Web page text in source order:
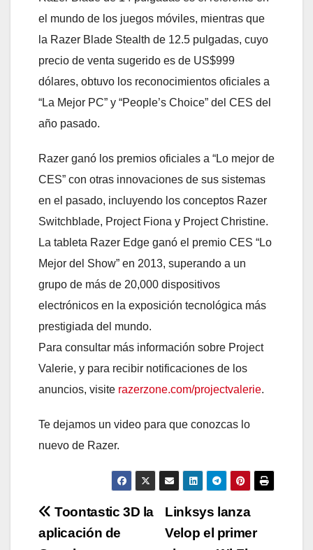
el mundo de los juegos móviles, mientras que
la Razer Blade Stealth de 12.5 pulgadas, cuyo
precio de venta sugerido es de US$999
dólares, obtuvo los reconocimientos oficiales a
“La Mejor PC” y “People’s Choice” del CES del
año pasado.
Razer ganó los premios oficiales a “Lo mejor de
CES” con otras innovaciones de sus sistemas
en el pasado, incluyendo los conceptos Razer
Switchblade, Project Fiona y Project Christine.
La tableta Razer Edge ganó el premio CES “Lo
Mejor del Show” en 2013, superando a un
grupo de más de 20,000 dispositivos
electrónicos en la exposición tecnológica más
prestigiada del mundo.
Para consultar más información sobre Project
Valerie, y para recibir notificaciones de los
anuncios, visite razerzone.com/projectvalerie.
Te dejamos un video para que conozcas lo
nuevo de Razer.
Navegación
Linksys lanza
Velop el primer
Toontastic 3D la
aplicación de